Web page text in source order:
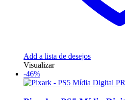
Add a lista de desejos
Visualizar
-46%